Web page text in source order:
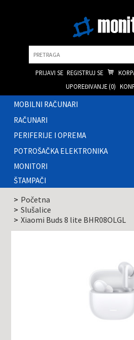
PRIJAVI SE REGISTRUJ SE
UPOREĐIVANJE (0)
MOBILNI RAČUNARI
RAČUNARI
PERIFERIJE I OPREMA
POTROŠAČKA ELEKTRONIKA
MONITORI
ŠTAMPAČI
Početna
Slušalice
Xiaomi Buds 8 lite BHR08OLGL